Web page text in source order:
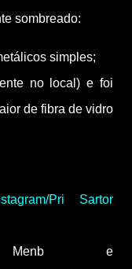
sombreado:
simples;
no local) e foi
de fibra de vidro
Pri Sartor
Menb e